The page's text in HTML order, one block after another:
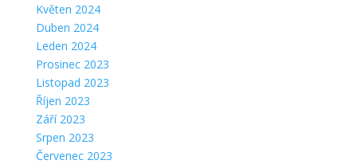
Květen 2024
Duben 2024
Leden 2024
Prosinec 2023
Listopad 2023
Říjen 2023
Září 2023
Srpen 2023
Červenec 2023